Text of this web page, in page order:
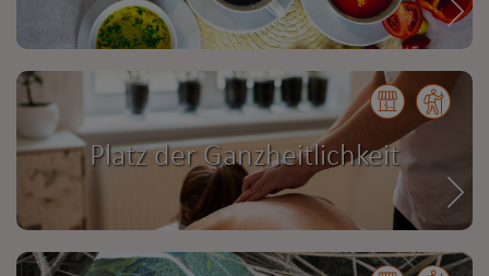
Platz der Ganzheitlichkeit